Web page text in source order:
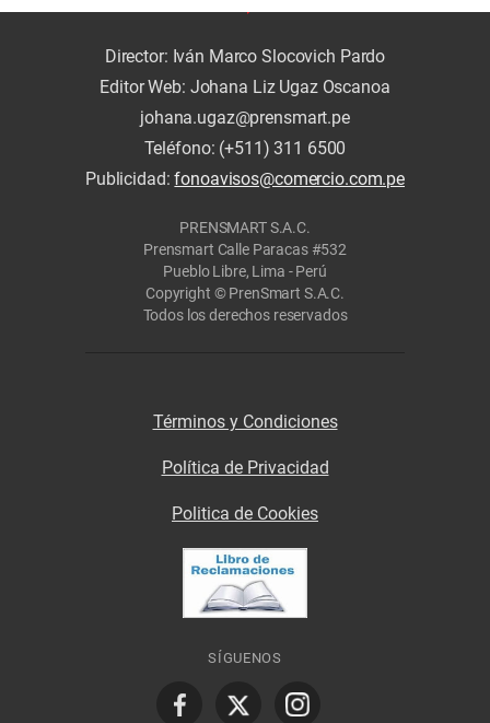
Director: Iván Marco Slocovich Pardo
Editor Web: Johana Liz Ugaz Oscanoa
johana.ugaz@prensmart.pe
Teléfono: (+511) 311 6500
Publicidad:fonoavisos@comercio.com.pe
PRENSMART S.A.C.
Prensmart Calle Paracas #532
Pueblo Libre, Lima - Perú
Copyright © PrenSmart S.A.C.
Todos los derechos reservados
Términos y Condiciones
Política de Privacidad
Politica de Cookies
SÍGUENOS